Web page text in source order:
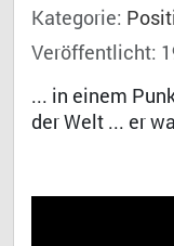
Kategorie:
Veröffentlicht:
... in einem
der Welt ... er